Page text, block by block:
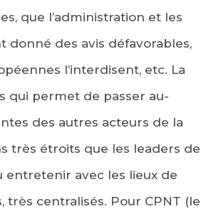
que l’administration et les
donné des avis défavorables,
l’interdisent, etc. La
qui permet de passer au-
des autres acteurs de la
très étroits que les leaders de
entretenir avec les lieux de
très centralisés. Pour CPNT (le